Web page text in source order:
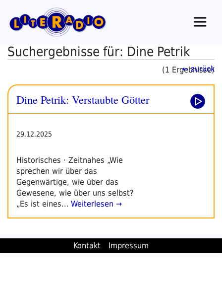
Inhalt
springen
Suchergebnisse für: Dine Petrik
(1 Ergebnisse)
← zurück
Dine Petrik: Verstaubte Götter
29.12.2025
Historisches · Zeitnahes „Wie
sprechen wir über das
Gegenwärtige, wie über das
Gewesene, wie über uns selbst?
„Es ist eines… Weiterlesen →
Kontakt Impressum